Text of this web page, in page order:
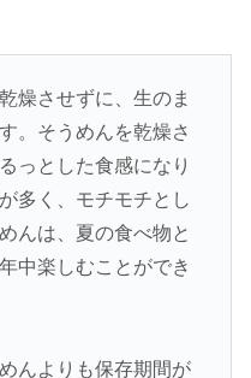
燥させずに、生のま
。そうめんを乾燥さ
っとした食感になり
多く、モチモチとし
んは、夏の食べ物と
中楽しむことができ
んよりも保存期間が